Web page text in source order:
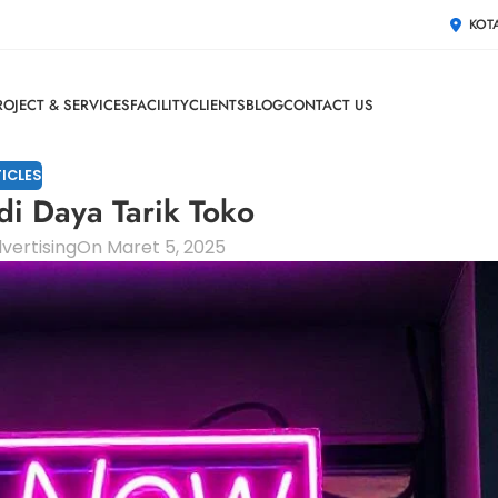
& SERVICESFACILITYCLIENTSBLOGCONTACT US
Daya Tarik Toko
On Maret 5, 2025